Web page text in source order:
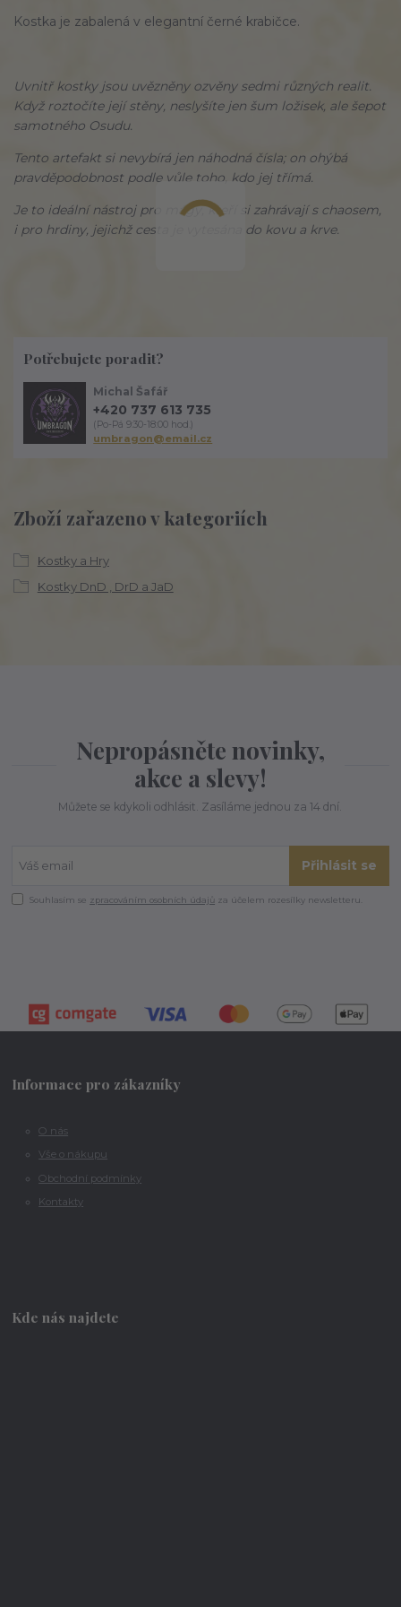
Kostka je zabalená v elegantní černé krabičce.
Uvnitř kostky jsou uvězněny ozvěny sedmi různých realit.
Když roztočíte její stěny, neslyšíte jen šum ložisek, ale šepot
samotného Osudu.
Tento artefakt si nevybírá jen náhodná čísla; on ohýbá
pravděpodobnost podle vůle toho, kdo jej třímá.
Je to ideální nástroj pro mágy, kteří si zahrávají s chaosem,
i pro hrdiny, jejichž cesta je vytesána do kovu a krve.
Zboží zařazeno v kategoriích
Kostky a Hry
Kostky DnD , DrD a JaD
Potřebujete poradit?
Michal Šafář
+420 737 613 735
(Po-Pá 9:30-18:00 hod.)
umbragon@email.cz
Nepropásněte novinky,
akce a slevy!
Můžete se kdykoli odhlásit. Zasíláme jednou za 14 dní.
Přihlásit se
Souhlasím se zpracováním osobních údajů za účelem rozesílky newsletteru.
Informace pro zákazníky
O nás
Vše o nákupu
Obchodní podmínky
Kontakty
Kde nás najdete